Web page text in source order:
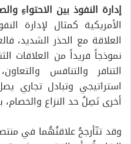
إدارة النفوذ بين الاحتواءِ
الأمريكية كمثال لإدارة
العلاقة مع الحذر الشديد،
نموذجاً فريداً من العلاقات
التنافر والتنافس
استراتيجي وتبادل تجاري
أخرى تَصِلُ حد النزاع والخصام،
وقد تتّأرجحُ علاقتُهُما في